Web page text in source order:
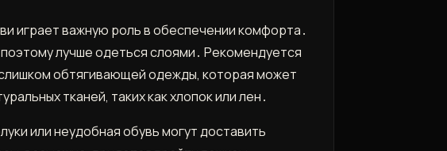
играет важную роль в обеспечении комфорта․
лучше одеться слоями․ Рекомендуется
слишком обтягивающей одежды, которая может
тканей, таких как хлопок или лен․
или неудобная обувь могут доставить